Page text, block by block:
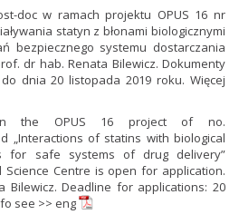
doc w ramach projektu OPUS 16 nr
statyn z błonami biologicznymi
bezpiecznego systemu dostarczania
dr hab. Renata Bilewicz. Dokumenty
dnia 20 listopada 2019 roku. Więcej
the OPUS 16 project of no.
„Interactions of statins with biological
for safe systems of drug delivery”
Centre is open for application.
Bilewicz. Deadline for applications: 20
see >> eng